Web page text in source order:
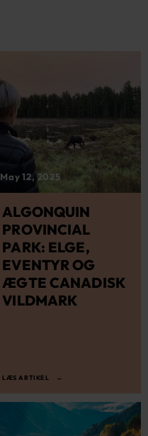
May 12, 2025
ALGONQUIN
PROVINCIAL
PARK: ELGE,
EVENTYR OG
ÆGTE CANADISK
VILDMARK
LÆS ARTIKEL